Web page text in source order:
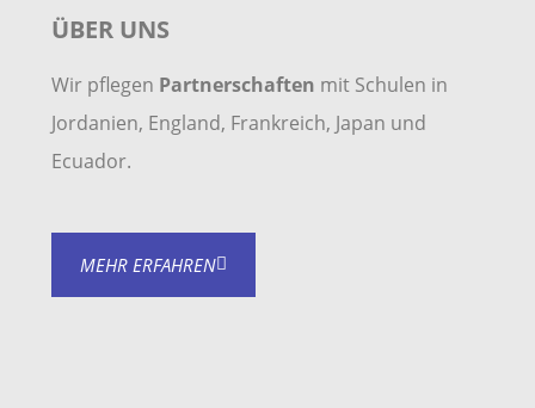
ÜBER UNS
Wir pflegen Partnerschaften mit Schulen in
Jordanien, England, Frankreich, Japan und
Ecuador.
MEHR ERFAHREN